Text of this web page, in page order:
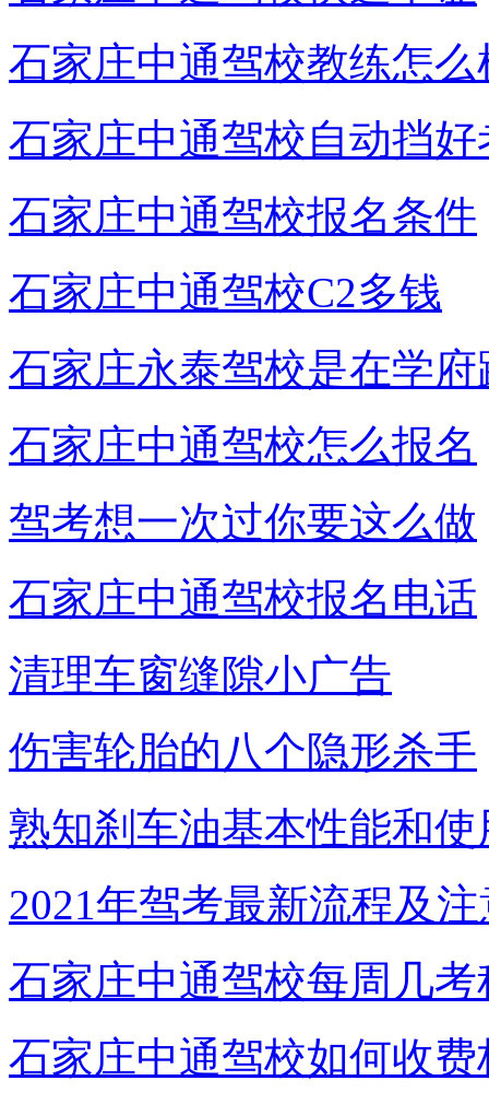
石家庄中通驾校教练怎么
石家庄中通驾校自动挡好
石家庄中通驾校报名条件
石家庄中通驾校C2多钱
石家庄永泰驾校是在学府
石家庄中通驾校怎么报名
驾考想一次过你要这么做
石家庄中通驾校报名电话
清理车窗缝隙小广告
伤害轮胎的八个隐形杀手
熟知刹车油基本性能和使
2021年驾考最新流程及
石家庄中通驾校每周几考
石家庄中通驾校如何收费